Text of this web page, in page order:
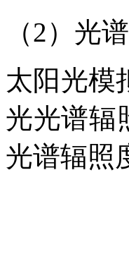
（2）光
太阳光模
光光谱辐
光谱辐照